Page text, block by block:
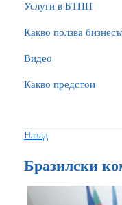
Услуги в БТПП
Какво ползва
Видео
Какво предстои
Назад
Бразилски